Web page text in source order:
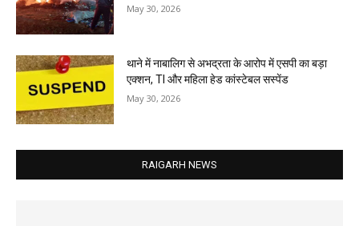
May 30, 2026
थाने में नाबालिग से अभद्रता के आरोप में एसपी का बड़ा
एक्शन, TI और महिला हेड कांस्टेबल सस्पेंड
May 30, 2026
RAIGARH NEWS